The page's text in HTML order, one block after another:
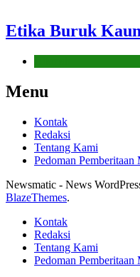
Etika Buruk
Menu
Kontak
Redaksi
Tentang Kami
Pedoman Pemberitaan
Newsmatic - News
BlazeThemes.
Kontak
Redaksi
Tentang Kami
Pedoman Pemberitaan